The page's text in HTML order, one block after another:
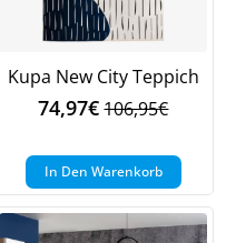
Kupa New City Teppich
106,95€
war:
106,95€
74,97€Aktueller
ist:
74,97€.
In Den Warenkorb